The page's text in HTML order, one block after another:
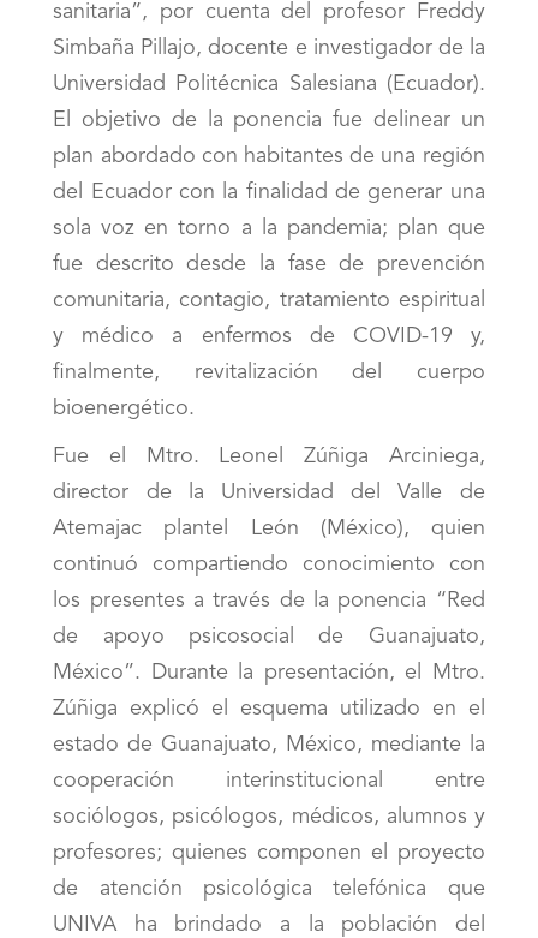
sanitaria”, por cuenta del profesor Freddy
Simbaña Pillajo, docente e investigador de la
Universidad Politécnica Salesiana (Ecuador).
El objetivo de la ponencia fue delinear un
plan abordado con habitantes de una región
del Ecuador con la finalidad de generar una
sola voz en torno a la pandemia; plan que
fue descrito desde la fase de prevención
comunitaria, contagio, tratamiento espiritual
y médico a enfermos de COVID-19 y,
finalmente, revitalización del cuerpo
bioenergético.
Fue el Mtro. Leonel Zúñiga Arciniega,
director de la Universidad del Valle de
Atemajac plantel León (México), quien
continuó compartiendo conocimiento con
los presentes a través de la ponencia “Red
de apoyo psicosocial de Guanajuato,
México”. Durante la presentación, el Mtro.
Zúñiga explicó el esquema utilizado en el
estado de Guanajuato, México, mediante la
cooperación interinstitucional entre
sociólogos, psicólogos, médicos, alumnos y
profesores; quienes componen el proyecto
de atención psicológica telefónica que
UNIVA ha brindado a la población del